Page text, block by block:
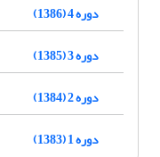
دوره 4 (1386)
دوره 3 (1385)
دوره 2 (1384)
دوره 1 (1383)